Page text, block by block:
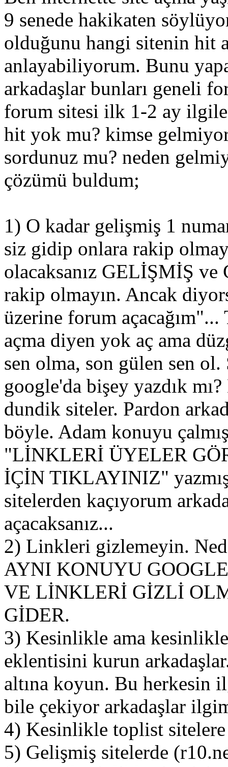
9 senede hakikaten
olduğunu hangi sitenin hit
anlayabiliyorum. Bunu
arkadaşlar bunları geneli
forum sitesi ilk 1-2 ay
hit yok mu? kimse
sordunuz mu? neden
çözümü buldum;
1) O kadar gelişmiş 1
siz gidip onlara rakip
olacaksanız GELİŞMİŞ
rakip olmayın. Ancak
üzerine forum
açma diyen yok aç ama
sen olma, son gülen sen
google'da bişey yazdık
dundik siteler. Pardon
böyle. Adam konuyu
"LİNKLERİ ÜYELER
İÇİN TIKLAYINIZ"
sitelerden kaçıyorum
açacaksanız...
2) Linkleri gizlemeyin.
AYNI KONUYU
VE LİNKLERİ GİZLİ
GİDER.
3) Kesinlikle ama
eklentisini kurun
altına koyun. Bu herkesin
bile çekiyor arkadaşlar
4) Kesinlikle toplist
5) Gelişmiş sitelerde